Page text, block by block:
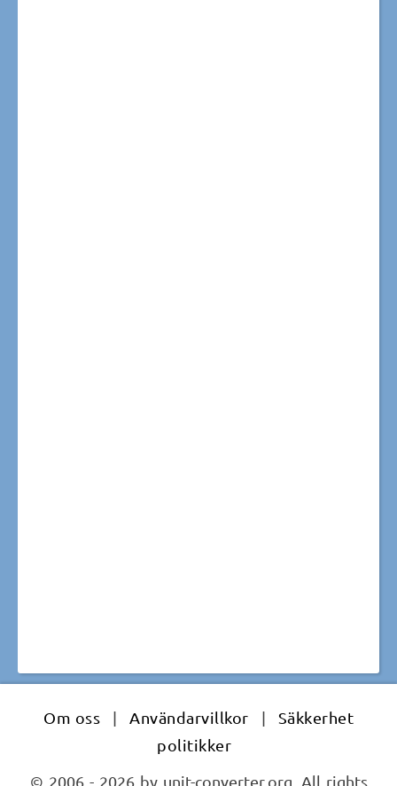
Om oss | Användarvillkor |
Säkkerhet
politikker
© 2006 - 2026 by unit-converter.org. All rights